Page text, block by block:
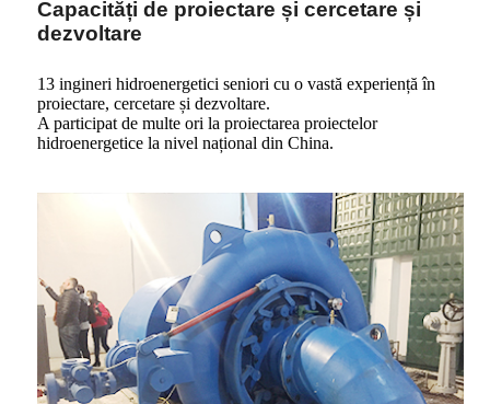
Capacități de proiectare și cercetare și
dezvoltare
13 ingineri hidroenergetici seniori cu o vastă experiență în
proiectare, cercetare și dezvoltare.
A participat de multe ori la proiectarea proiectelor
hidroenergetice la nivel național din China.